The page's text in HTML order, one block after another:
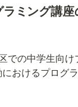
ミング講
での中学生向け
おけるプログ